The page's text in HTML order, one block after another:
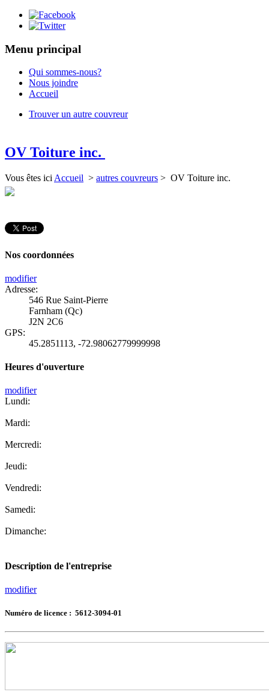
Menu principal
Qui sommes-nous?
Nous joindre
Accueil
Trouver un autre couvreur
OV Toiture inc.
Vous êtes ici Accueil > autres couvreurs > OV Toiture inc.
Nos coordonnées
modifier
Adresse:
546 Rue Saint-Pierre
Farnham (Qc)
J2N 2C6
GPS:
45.2851113, -72.98062779999998
Heures d'ouverture
modifier
Lundi:
Mardi:
Mercredi:
Jeudi:
Vendredi:
Samedi:
Dimanche:
Description de l'entreprise
modifier
Numéro de licence : 5612-3094-01